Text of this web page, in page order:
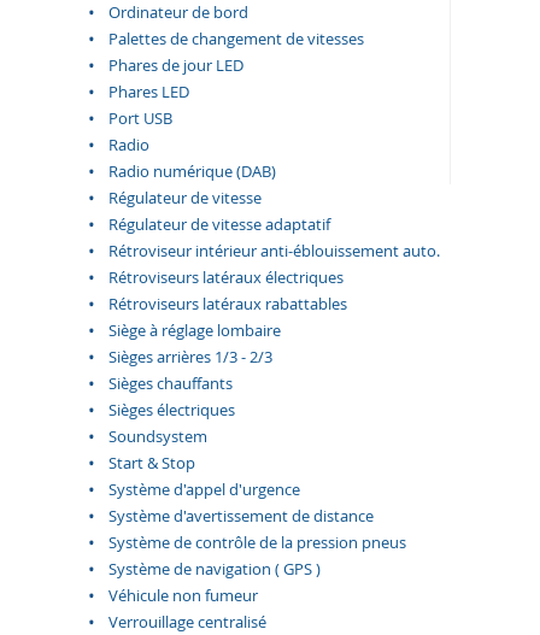
Ordinateur de bord
Palettes de changement de vitesses
Phares de jour LED
Phares LED
Port USB
Radio
Radio numérique (DAB)
Régulateur de vitesse
Régulateur de vitesse adaptatif
Rétroviseur intérieur anti-éblouissement auto.
Rétroviseurs latéraux électriques
Rétroviseurs latéraux rabattables
Siège à réglage lombaire
Sièges arrières 1/3 - 2/3
Sièges chauffants
Sièges électriques
Soundsystem
Start & Stop
Système d'appel d'urgence
Système d'avertissement de distance
Système de contrôle de la pression pneus
Système de navigation ( GPS )
Véhicule non fumeur
Verrouillage centralisé